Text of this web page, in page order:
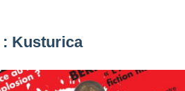
Kusturica